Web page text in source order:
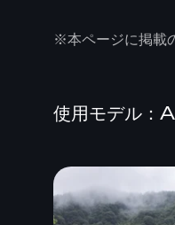
※本ページに掲載
使用モデル